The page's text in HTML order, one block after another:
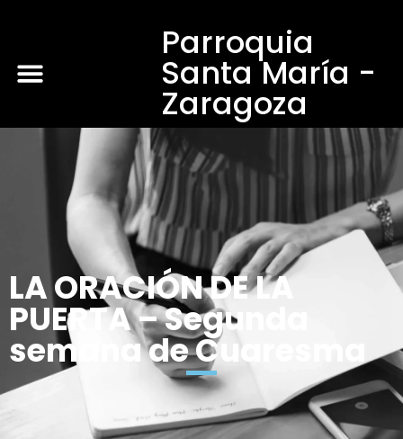
Parroquia
Santa María -
Zaragoza
LA ORACIÓN DE LA
PUERTA – Segunda
semana de Cuaresma